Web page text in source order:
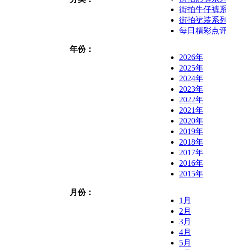
街拍牛仔裤
街拍裙装系
每日精彩点
年份：
2026年
2025年
2024年
2023年
2022年
2021年
2020年
2019年
2018年
2017年
2016年
2015年
月份：
1月
2月
3月
4月
5月